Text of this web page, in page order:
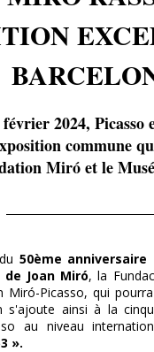
2024,
commune
Miró et le
50ème
Joan Miró, la
Miró-Picasso, qui
s'ajoute ainsi à la
au niveau
».